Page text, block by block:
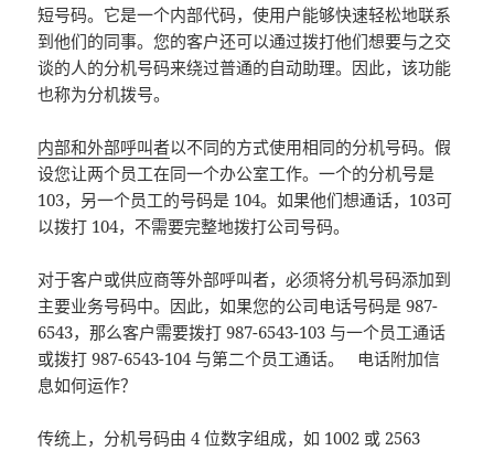
短号码。它是一个内部代码，使用户能够快速轻松地联系
到他们的同事。您的客户还可以通过拨打他们想要与之交
谈的人的分机号码来绕过普通的自动助理。因此，该功能
也称为分机拨号。
内部和外部呼叫者以不同的方式使用相同的分机号码。假
设您让两个员工在同一个办公室工作。一个的分机号是
103，另一个员工的号码是 104。如果他们想通话，103可
以拨打 104，不需要完整地拨打公司号码。
对于客户或供应商等外部呼叫者，必须将分机号码添加到
主要业务号码中。因此，如果您的公司电话号码是 987-
6543，那么客户需要拨打 987-6543-103 与一个员工通话
或拨打 987-6543-104 与第二个员工通话。 电话附加信
息如何运作？
传统上，分机号码由 4 位数字组成，如 1002 或 2563